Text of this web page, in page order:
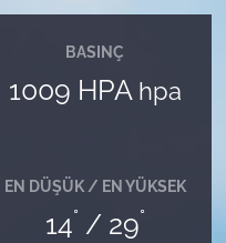
BASINÇ
1009 HPA hpa
EN DÜŞÜK / EN YÜKSEK
14° / 29°